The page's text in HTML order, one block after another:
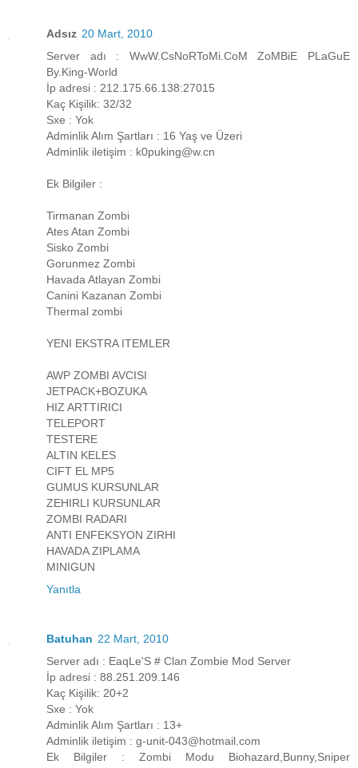
Adsız 20 Mart, 2010
Server adı : WwW.CsNoRToMi.CoM ZoMBiE PLaGuE
By.King-World
İp adresi : 212.175.66.138:27015
Kaç Kişilik: 32/32
Sxe : Yok
Adminlik Alım Şartları : 16 Yaş ve Üzeri
Adminlik iletişim : k0puking@w.cn
Ek Bilgiler :
Tirmanan Zombi
Ates Atan Zombi
Sisko Zombi
Gorunmez Zombi
Havada Atlayan Zombi
Canini Kazanan Zombi
Thermal zombi
YENI EKSTRA ITEMLER
AWP ZOMBI AVCISI
JETPACK+BOZUKA
HIZ ARTTIRICI
TELEPORT
TESTERE
ALTIN KELES
CIFT EL MP5
GUMUS KURSUNLAR
ZEHIRLI KURSUNLAR
ZOMBI RADARI
ANTI ENFEKSYON ZIRHI
HAVADA ZIPLAMA
MINIGUN
Yanıtla
Batuhan 22 Mart, 2010
Server adı : EaqLe'S # Clan Zombie Mod Server
İp adresi : 88.251.209.146
Kaç Kişilik: 20+2
Sxe : Yok
Adminlik Alım Şartları : 13+
Adminlik iletişim : g-unit-043@hotmail.com
Ek Bilgiler : Zombi Modu Biohazard,Bunny,Sniper